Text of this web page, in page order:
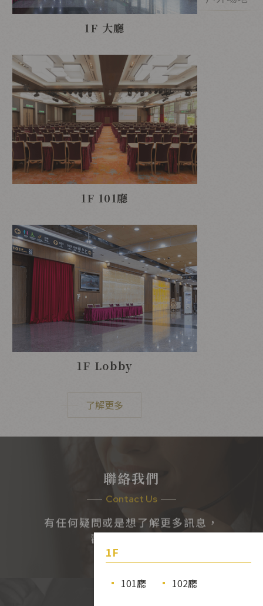
1F
101廳
102廳
1F 大廳
1F 101廳
1F Lobby
了解更多
聯絡我們
Contact Us
有任何疑問或是想了解更多訊息，
歡迎與我們聯繫